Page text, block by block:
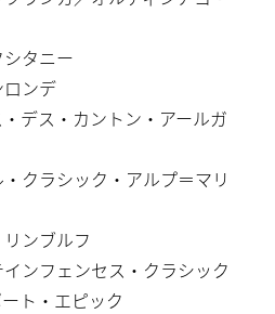
タニー
ンデ
デス・カントン・アールガ
クラシック・アルプ＝マリ
ンブルフ
ンフェンセス・クラシック
ト・エピック